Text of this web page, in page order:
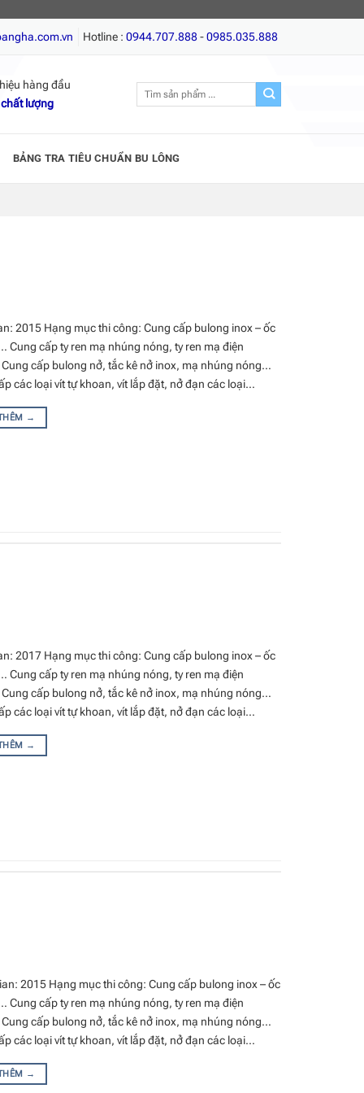
trí, Vít gỗ, Giá tốt nhất, Chất lượng hàng đầu!
Hotline : 0944.707.888-0985.035.888
hàng đầu
lượng
Tìm
BẢNG TRA TIÊU CHUẨN BU LÔNG
2015 Hạng mục thi công: Cung cấp bulong inox – ốc
Cung cấp ty ren mạ nhúng nóng, ty ren mạ điện
cấp bulong nở, tắc kê nở inox, mạ nhúng nóng…
các loại vít tự khoan, vít lắp đặt, nở đạn các loại…
→
2017 Hạng mục thi công: Cung cấp bulong inox – ốc
Cung cấp ty ren mạ nhúng nóng, ty ren mạ điện
cấp bulong nở, tắc kê nở inox, mạ nhúng nóng…
các loại vít tự khoan, vít lắp đặt, nở đạn các loại…
→
2015 Hạng mục thi công: Cung cấp bulong inox – ốc
Cung cấp ty ren mạ nhúng nóng, ty ren mạ điện
cấp bulong nở, tắc kê nở inox, mạ nhúng nóng…
các loại vít tự khoan, vít lắp đặt, nở đạn các loại…
→